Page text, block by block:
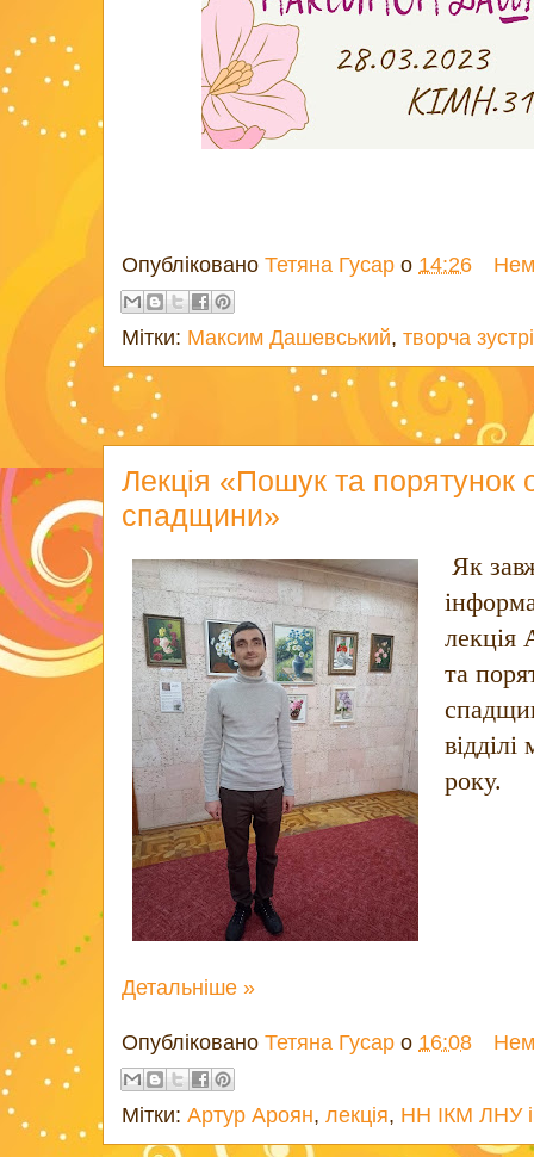
Опубліковано Тетяна Гусар о 14:26
Мітки: Максим Дашевський, творча
Лекція «Пошук та порятунок
спадщини»
Як
лекція
та
року.
Детальніше »
Опубліковано Тетяна Гусар о 16:08
Мітки: Артур Ароян, лекція, НН ІКМ ЛНУ